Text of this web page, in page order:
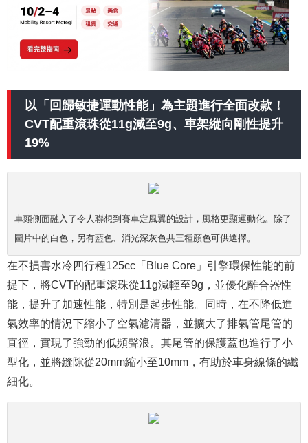
以「回歸敏捷運動性能」為主題進行全面改款！
CVT配重滾珠從11g減至9g、車架縱向剛性提升
19%
車頭側面融入了令人聯想到賽車定風翼的設計，風格更顯運動化。除了
圖片中的白色，另有藍色、消光深灰色共三種顏色可供選擇。
在不損害水冷四行程125cc「Blue Core」引擎環保性能的前
提下，將CVT的配重滾珠從11g減輕至9g，並優化離合器性
能，提升了加速性能，特別是起步性能。同時，在不降低進
氣效率的情況下縮小了空氣濾清器，並擴大了排氣管尾管的
直徑，實現了強勁的低頻聲浪。其尾管的保護蓋也進行了小
型化，並將縫隙從20mm縮小至10mm，有助於車身線條的纖
細化。